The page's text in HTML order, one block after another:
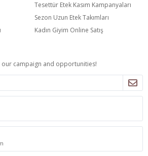
Tesettür Etek Kasım Kampanyaları
Sezon Uzun Etek Takımları
Kadın Giyim Online Satış
campaign and opportunities!